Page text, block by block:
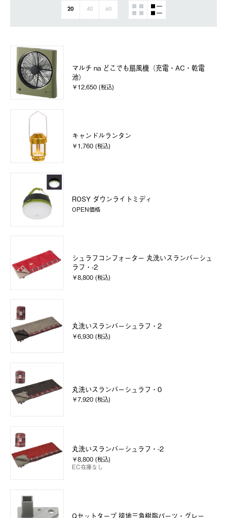
20 40 60
マルチ na どこでも扇風機（充電・AC・乾電
池）
￥12,650 (税込)
キャンドルランタン
￥1,760 (税込)
ROSY ダウンライトミディ
OPEN価格
シュラフコンフォーター 丸洗いスランバーシュ
ラフ・-2
￥8,800 (税込)
丸洗いスランバーシュラフ・2
￥6,930 (税込)
丸洗いスランバーシュラフ・0
￥7,920 (税込)
丸洗いスランバーシュラフ・-2
￥8,800 (税込)
EC在庫なし
Qセットタープ 接地三角樹脂パーツ・グレー